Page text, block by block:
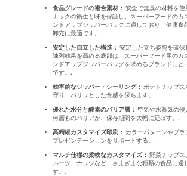
食品グレードの複合素材： 安全で無臭の材料を使
ナックの衛生と味を保証し、スーパーフードのカ
ンドアップジッパーバッグに適しており、健康食
卸売に最適です。.
安定した自立した構造： 安定した立ち姿勢を確保
陳列効果を高める底部は、スーパーフード用のカ
ンドアップジッパーバッグを求めるブランドにと
です。 .
効率的なジッパー・シーリング： ポテトチップス
守り、パリッとした食感を保ちます。.
優れた水分と酸素のバリア層：
空気や水蒸気の侵
何層ものバリアが、保存期間を大幅に延ばす。.
高精細カスタマイズ印刷：
カラーパターンやブラ
プレゼンテーションをサポートする。.
マルチ仕様の柔軟なカスタマイズ： 野菜チップス
ルーツ、ナッツなど、さまざまな種類の食品に適
す。.